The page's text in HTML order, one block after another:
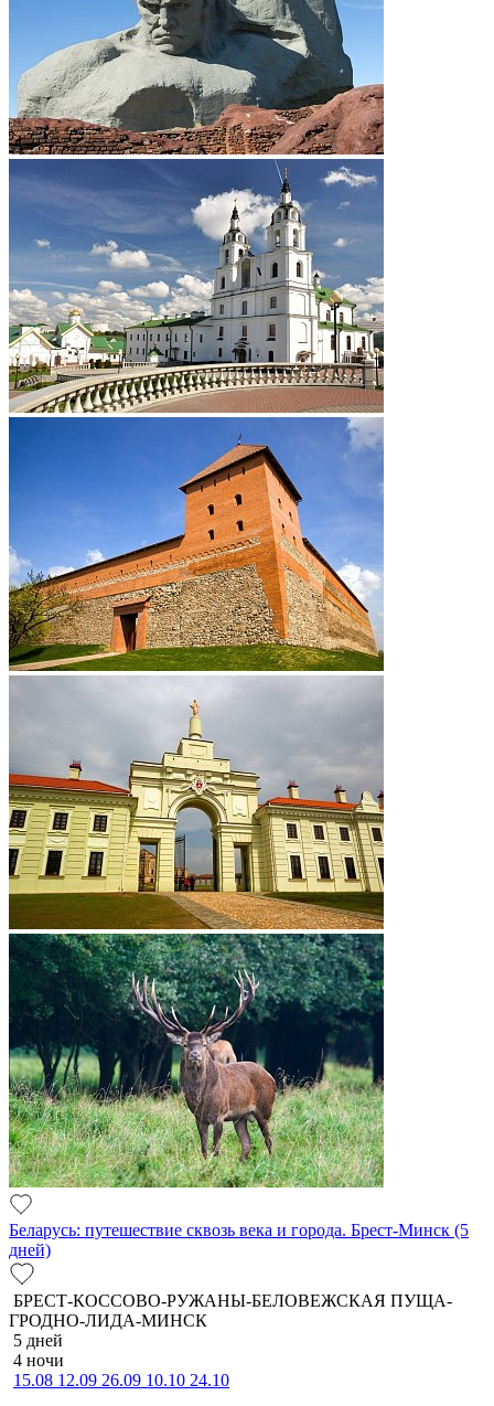
Беларусь: путешествие сквозь века и города. Брест-Минск (5
дней)
БРЕСТ-КОССОВО-РУЖАНЫ-БЕЛОВЕЖСКАЯ ПУЩА-
ГРОДНО-ЛИДА-МИНСК
5 дней
4 ночи
15.08 12.09 26.09 10.10 24.10